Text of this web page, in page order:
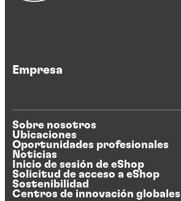
Empresa
Sobre nosotros
Ubicaciones
Oportunidades profesionales
Noticias
Inicio de sesión de eShop
Solicitud de acceso a eShop
Sostenibilidad
Centros de innovación globales